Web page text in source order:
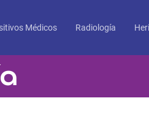
Médicos Radiología